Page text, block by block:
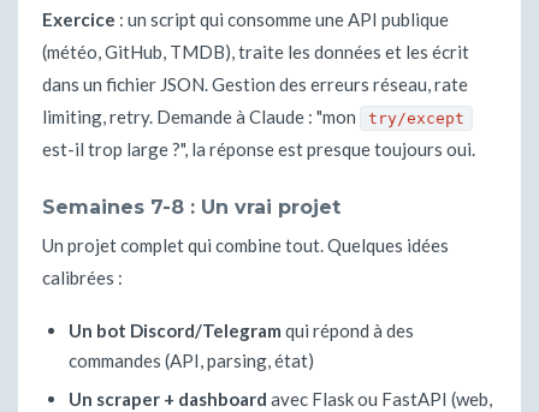
Exercice : un script qui consomme une API publique
(météo, GitHub, TMDB), traite les données et les écrit
dans un fichier JSON. Gestion des erreurs réseau, rate
limiting, retry. Demande à Claude : "mon
try/except
est-il trop large ?", la réponse est presque toujours oui.
Semaines 7-8 : Un vrai projet
Un projet complet qui combine tout. Quelques idées
calibrées :
Un bot Discord/Telegram qui répond à des
commandes (API, parsing, état)
Un scraper + dashboard avec Flask ou FastAPI (web,